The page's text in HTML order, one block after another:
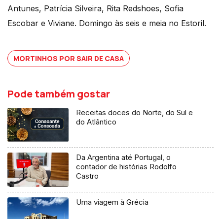
Antunes, Patrícia Silveira, Rita Redshoes, Sofia
Escobar e Viviane. Domingo às seis e meia no Estoril.
MORTINHOS POR SAIR DE CASA
Pode também gostar
Receitas doces do Norte, do Sul e
do Atlântico
Da Argentina até Portugal, o
contador de histórias Rodolfo
Castro
Uma viagem à Grécia